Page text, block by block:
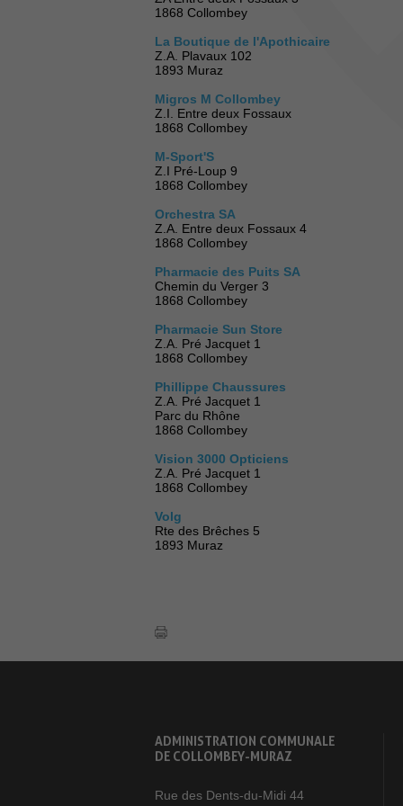
1868 Collombey
La Boutique de l'Apothicaire
Z.A. Plavaux 102
1893 Muraz
Migros M Collombey
Z.I. Entre deux Fossaux
1868 Collombey
M-Sport'S
Z.I Pré-Loup 9
1868 Collombey
Orchestra SA
Z.A. Entre deux Fossaux 4
1868 Collombey
Pharmacie des Puits SA
Chemin du Verger 3
1868 Collombey
Pharmacie Sun Store
Z.A. Pré Jacquet 1
1868 Collombey
Phillippe Chaussures
Z.A. Pré Jacquet 1
Parc du Rhône
1868 Collombey
Vision 3000 Opticiens
Z.A. Pré Jacquet 1
1868 Collombey
Volg
Rte des Brêches 5
1893 Muraz
ADMINISTRATION COMMUNALE
DE COLLOMBEY-MURAZ
Rue des Dents-du-Midi 44